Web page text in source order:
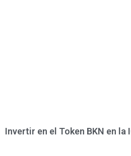
Invertir en el Token BKN en la